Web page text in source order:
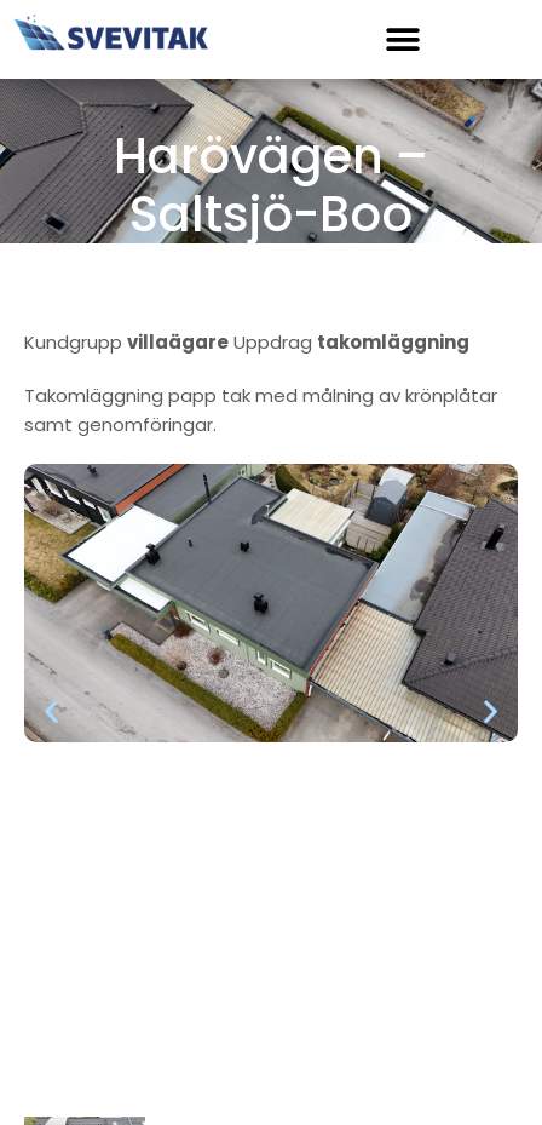
Hoppa
Harövägen –
Saltsjö-Boo
Kundgrupp villaägareUppdrag takomläggning
Takomläggning papp tak med målning av krönplåtar
samt genomföringar.